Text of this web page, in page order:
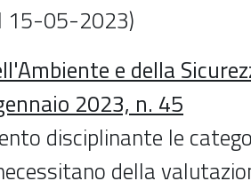
15-05-2023)
e della
2023, n. 45
disciplinante le
della